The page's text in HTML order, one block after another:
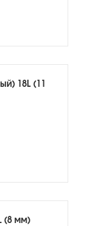
18L (11
(8 мм)